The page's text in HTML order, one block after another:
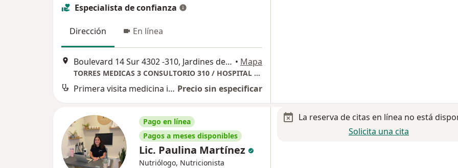
Especialista de confianza
Dirección En línea
Boulevard 14 Sur 4302 -310, Jardines de San Manuel, Puebla. Puebla, Puebla • Mapa
TORRES MEDICAS 3 CONSULTORIO 310 / HOSPITAL FIFTY DOCTORS
Primera visita medicina interna Precio sin especificar
Pago en línea
Pagos a meses disponibles
Lic. Paulina Martínez
Nutriólogo, Nutricionista
La reserva de citas en línea no está
Solicita una cita